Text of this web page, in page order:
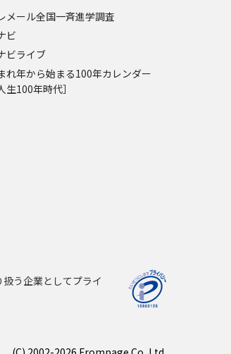
メール全国一斉進学調査
ビ
ビライブ
れ年から始まる100年カレンダー
生100年時代］
う企業としてプライ